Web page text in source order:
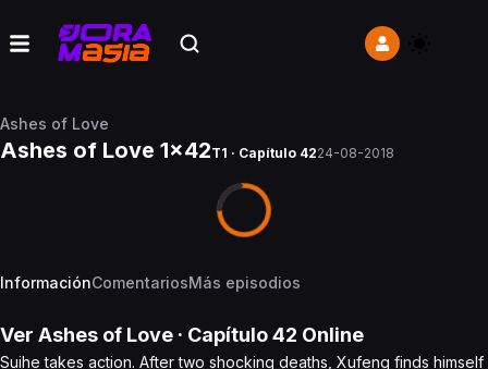
Ashes of Love
Ashes of Love 1x42T1 · Capítulo 4224-08-2018
InformaciónComentariosMás episodios
Ver Ashes of Love · Capítulo42 Online
Suihe takes action. After two shocking deaths, Xufeng finds himself